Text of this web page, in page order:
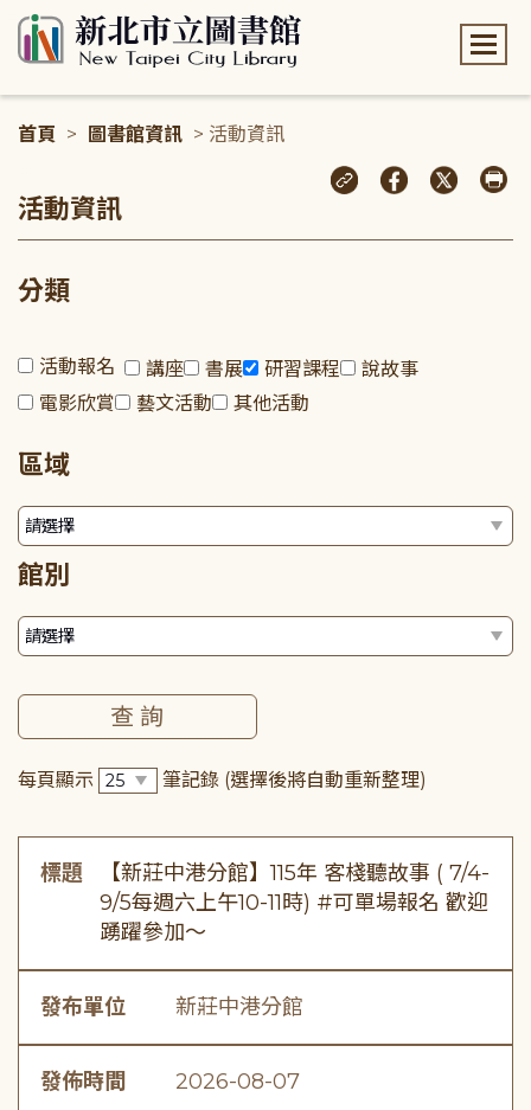
首頁 > 圖書館資訊 > 活動資訊
活動資訊
分類
活動報名 講座 書展 研習課程
說故事
電影欣賞
藝文活動 其他活動
區域
館別
每頁顯示 筆記錄 (選擇後將自動重新整理)
標題
【新莊中港分館】115年 客棧聽故事 ( 7/4-
9/5每週六上午10-11時) #可單場報名 歡迎
踴躍參加～
發布單位 新莊中港分館
發佈時間 2026-08-07